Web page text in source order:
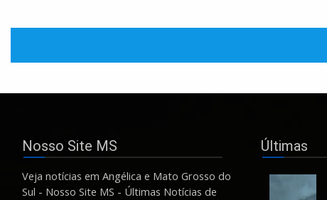
Nosso Site MS
Veja notícias em Angélica e Mato Grosso do
Sul - Nosso Site MS - Últimas Notícias de
Últimas